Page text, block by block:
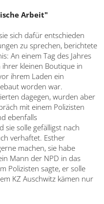
Arbeit"
sich dafür entschieden
zu sprechen, berichtete
An einem Tag des Jahres
kleinen Boutique in
ihrem Laden ein
worden war.
dagegen, wurden aber
mit einem Polizisten
ebenfalls
sie solle gefälligst nach
verhaftet. Esther
machen, sie habe
Mann der NPD in das
Polizisten sagte, er solle
KZ Auschwitz kämen nur